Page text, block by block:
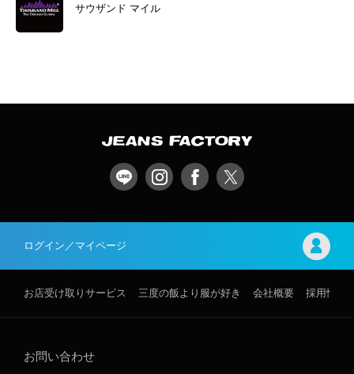
サウザンド マイル
ログイン／マイページ
お店受け取りサービス 三度の飯より服が好き 会社概要 採用情報
お問い合わせ